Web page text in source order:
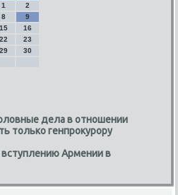
1
2
8
9
15
16
22
23
29
30
дела в отношении
только генпрокурору
Армении в